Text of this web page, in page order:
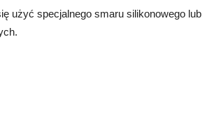
użyć specjalnego smaru silikonowego lub